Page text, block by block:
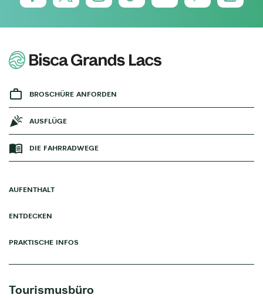
BROSCHÜRE ANFORDEN
AUSFLÜGE
DIE FAHRRADWEGE
AUFENTHALT
ENTDECKEN
PRAKTISCHE INFOS
Tourismusbüro